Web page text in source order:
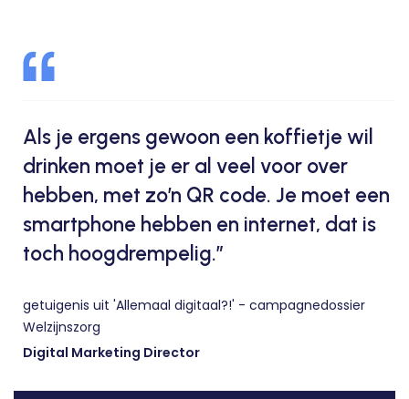
Als je ergens gewoon een koffietje wil
drinken moet je er al veel voor over
hebben, met zo’n QR code. Je moet een
smartphone hebben en internet, dat is
toch hoogdrempelig.”
getuigenis uit 'Allemaal digitaal?!' - campagnedossier
Welzijnszorg
Digital Marketing Director